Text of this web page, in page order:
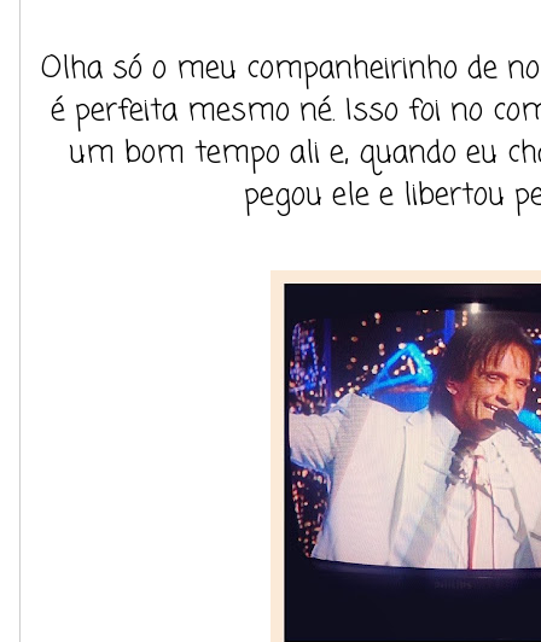
Olha só o meu companheirinho de
é perfeita mesmo né. Isso foi no
um bom tempo ali e, quando eu
pegou ele e libertou